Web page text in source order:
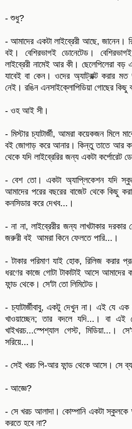
- শুধু?
- আমাদের একটা লাইব্রেরী আছে, জানেন।
বই। বেশিরভাগই ডোনেটেড।
লাইব্রেরী নামেই আর কী। ছেলেপিলেরা
যাবেই বা কেন। ওদের অ্যাট্রাক্ট করার
নেই। রঙিন এনসাইক্লোপিডিয়া গোছের
- ওহ আই সী।
- মিস্টার চ্যাটার্জী, আমরা কয়েকজন মিলে
বই জোগাড় করে আনার। কিন্তু তাতে আর
থেকে যদি লাইব্রেরির জন্য একটা কর্পোরেট
- বেশ তো। একটা অ্যাপ্লিকেশন যদি
আমাদের পরের বছরের বাজেট থেকে কিছু
কনসিডার করে দেখব...।
- না না, লাইব্রেরীর জন্য লাখটাকার
জরুরী বই আমরা কিনে ফেলতে পারি...।
- টাকার পরিমাণ যাই হোক, রিলিজ করার
ধরণের কাজে গোটা টাকাটাই আসে আমাদের
ফান্ড থেকে। সে'টা তো লিমিটেড।
- চ্যাটার্জীবাবু, একটু দেখুন না। এই যে এক
খাওয়াচ্ছেন; তার বদলে যদি...। বা
খাইখরচ...স্পেশ্যাল গেস্ট, মিডিয়া...।
সরিয়ে...।
- সেই খরচ পি-আর ফান্ড থেকে আসে। সে
- আজ্ঞে?
- সে খরচ আলাদা। কোম্পানি একটা স্কুলকে
করতে হবে না?